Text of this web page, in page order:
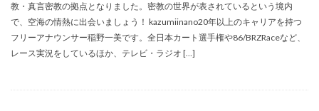
教・真言密教の拠点となりました。密教の世界が表されているという境内
で、空海の情熱に出会いましょう！ kazumiinano20年以上のキャリアを持つ
フリーアナウンサー稲野一美です。全日本カート選手権や86/BRZRaceなど、
レース実況をしているほか、テレビ・ラジオ […]